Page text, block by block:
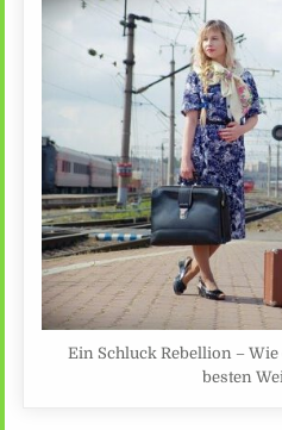
Ein Schluck Rebellion –
besten